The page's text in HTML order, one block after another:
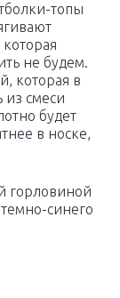
топы
не будем.
которая в
из смеси
будет
в носке,
горловиной
синего